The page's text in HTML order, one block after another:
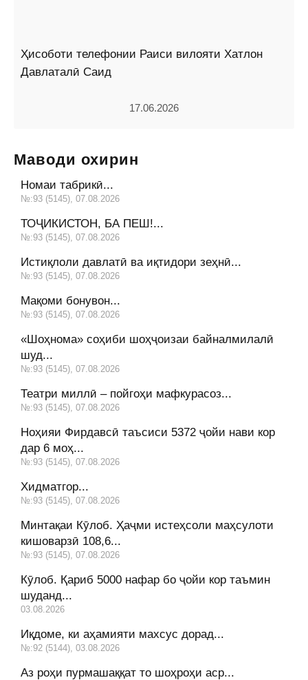
Ҳисоботи телефонии Раиси вилояти Хатлон
Давлаталӣ Саид
17.06.2026
Маводи охирин
Номаи табрикӣ...
№:93 (5145), 07.08.2026
ТОҶИКИСТОН, БА ПЕШ!...
№:93 (5145), 07.08.2026
Истиқлоли давлатӣ ва иқтидори зеҳнӣ...
№:93 (5145), 07.08.2026
Мақоми бонувон...
№:93 (5145), 07.08.2026
«Шоҳнома» соҳиби шоҳҷоизаи байналмилалӣ
шуд...
№:93 (5145), 07.08.2026
Театри миллӣ – пойгоҳи мафкурасоз...
№:93 (5145), 07.08.2026
Ноҳияи Фирдавсӣ таъсиси 5372 ҷойи нави кор
дар 6 моҳ...
№:93 (5145), 07.08.2026
Хидматгор...
№:93 (5145), 07.08.2026
Минтақаи Кӯлоб. Ҳаҷми истеҳсоли маҳсулоти
кишоварзӣ 108,6...
№:93 (5145), 07.08.2026
Кӯлоб. Қариб 5000 нафар бо ҷойи кор таъмин
шуданд...
03.08.2026
Иқдоме, ки аҳамияти махсус дорад...
№:92 (5144), 03.08.2026
Аз роҳи пурмашаққат то шоҳроҳи аср...